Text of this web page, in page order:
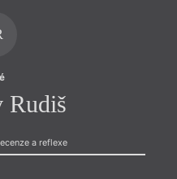
Rudiš
a reflexe